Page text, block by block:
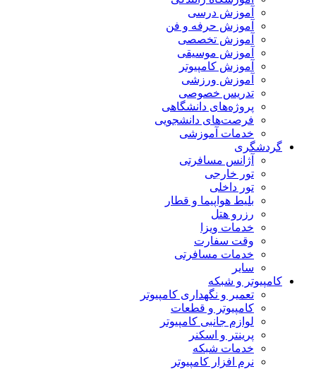
آموزش درسی
آموزش حرفه و فن
آموزش تخصصی
آموزش موسیقی
آموزش کامپیوتر
آموزش ورزشی
تدریس خصوصی
پروژه‌های دانشگاهی
فرصت‌های دانشجویی
خدمات آموزشی
گردشگری
آژانس مسافرتی
تور خارجی
تور داخلی
بلیط هواپیما و قطار
رزرو هتل
خدمات ویزا
وقت سفارت
خدمات مسافرتی
سایر
کامپیوتر و شبکه
تعمیر و نگهداری کامپیوتر
کامپیوتر و قطعات
لوازم جانبی کامپیوتر
پرینتر و اسکنر
خدمات شبکه
نرم افزار کامپیوتر